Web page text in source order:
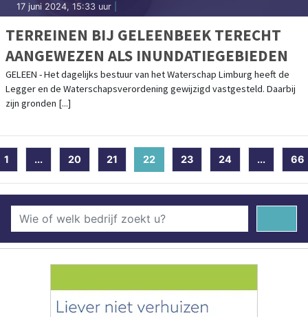
17 juni 2024, 15:33 uur
TERREINEN BIJ GELEENBEEK TERECHT
AANGEWEZEN ALS INUNDATIEGEBIEDEN
GELEEN - Het dagelijks bestuur van het Waterschap Limburg heeft de
Legger en de Waterschapsverordening gewijzigd vastgesteld. Daarbij
zijn gronden [...]
1 ... 20 21 22(current)
23 24 ... 66